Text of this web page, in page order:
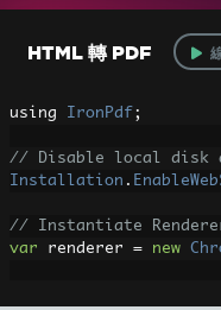
HTML 轉 PDF
using IronPdf ;
// Disable local disk
Installation .
// Instantiate
var renderer = new